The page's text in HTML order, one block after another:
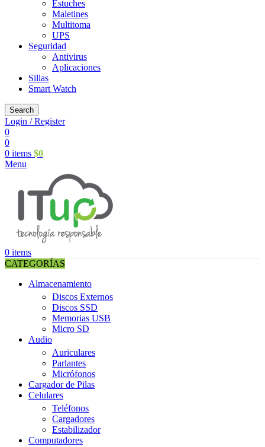
Estuches
Maletines
Multitoma
UPS
Seguridad
Antivirus
Aplicaciones
Sillas
Smart Watch
Search
Login / Register
0
0
0 items $0
Menu
0 items
CATEGORÍAS
Almacenamiento
Discos Externos
Discos SSD
Memorias USB
Micro SD
Audio
Auriculares
Parlantes
Micrófonos
Cargador de Pilas
Celulares
Teléfonos
Cargadores
Estabilizador
Computadores